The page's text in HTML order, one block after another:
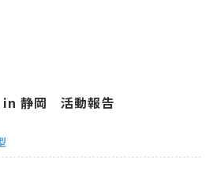
静岡 活動報告